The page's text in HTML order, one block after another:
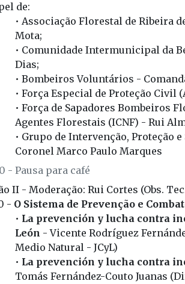
de:
• Associação Florestal de Ribeira
Mota;
• Comunidade Intermunicipal da
Dias;
• Bombeiros Voluntários -
• Força Especial de Proteção Civil
• Força de Sapadores Bombeiros
Agentes Florestais (ICNF) - Rui
• Grupo de Intervenção, Proteção
Coronel Marco Paulo Marques
- Pausa para café
II - Moderação: Rui Cortes (Obs.
- O Sistema de Prevenção e
• La prevención y lucha contra
León - Vicente Rodríguez
Medio Natural - JCyL)
• La prevención y lucha contra
Tomás Fernández-Couto Juanas